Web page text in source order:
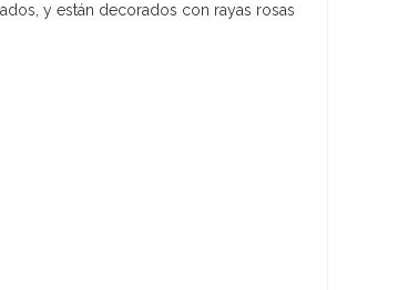
y están decorados con rayas rosas